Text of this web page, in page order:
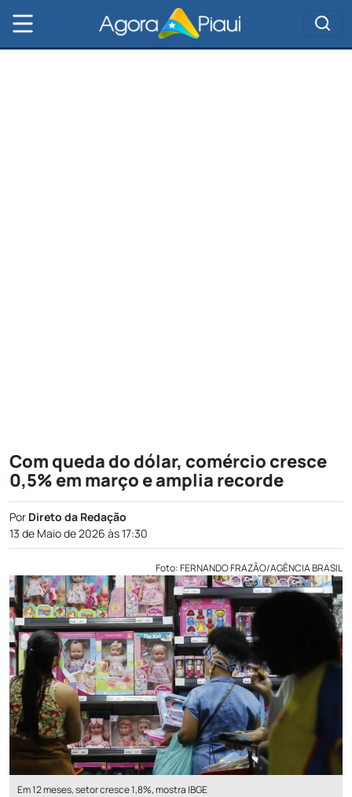
Com queda do dólar, comércio cresce
0,5% em março e amplia recorde
Por Direto da Redação
13 de Maio de 2026 às 17:30
Foto: FERNANDO FRAZÃO/AGÊNCIA BRASIL
Em 12 meses, setor cresce 1,8%, mostra IBGE